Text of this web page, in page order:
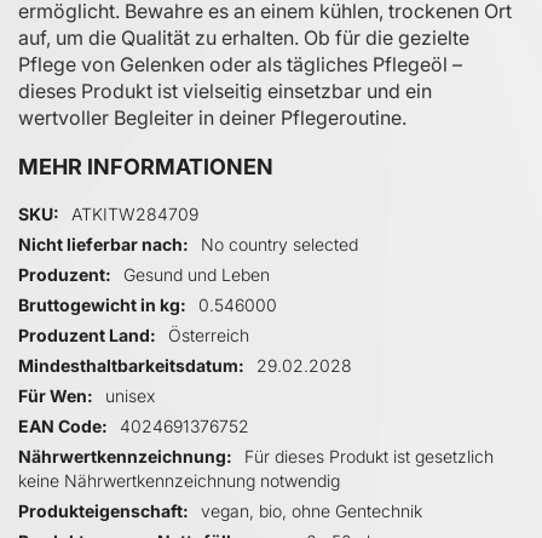
ermöglicht. Bewahre es an einem kühlen, trockenen Ort
auf, um die Qualität zu erhalten. Ob für die gezielte
Pflege von Gelenken oder als tägliches Pflegeöl –
dieses Produkt ist vielseitig einsetzbar und ein
wertvoller Begleiter in deiner Pflegeroutine.
MEHR INFORMATIONEN
Mehr Informationen
SKU
ATKITW284709
Nicht lieferbar nach
No country selected
Produzent
Gesund und Leben
Bruttogewicht in kg
0.546000
Produzent Land
Österreich
Mindesthaltbarkeitsdatum
29.02.2028
Für Wen
unisex
EAN Code
4024691376752
Nährwertkennzeichnung
Für dieses Produkt ist gesetzlich
keine Nährwertkennzeichnung notwendig
Produkteigenschaft
vegan, bio, ohne Gentechnik